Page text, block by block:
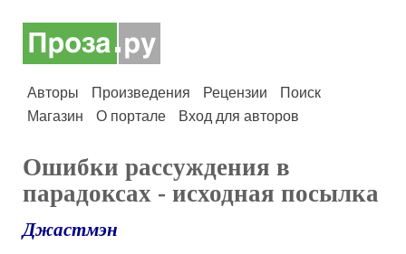
Авторы Произведения Рецензии
Поиск
Магазин
О портале Вход для авторов
Ошибки рассуждения в
парадоксах - исходная посылка
Джастмэн